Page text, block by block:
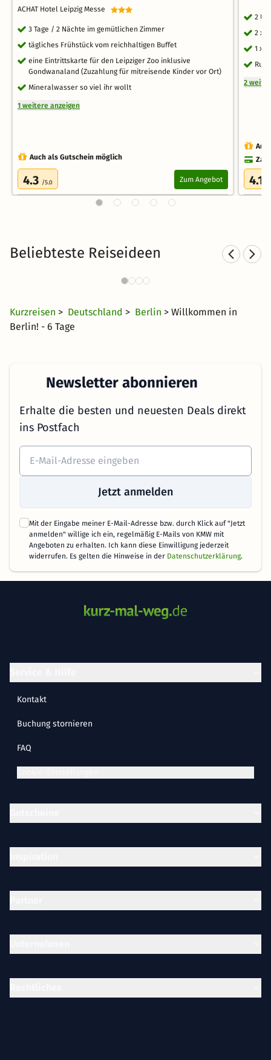
ACHAT Hotel Leipzig Messe
3 Tage / 2 Nächte im gemütlichen Zimmer
tägliches Frühstück vom reichhaltigen Buffet
eine Eintrittskarte für den Leipziger Zoo inklusive
Gondwanaland (Zuzahlung für mitreisende Kinder vor Ort)
Mineralwasser so viel ihr wollt
1 weitere anzeigen
Auch als Gutschein möglich
4.3 /5.0 Zum Angebot
2
2 x
1 x
2
4.1
Beliebteste Reiseideen
Städtereisen nach Berlin
736 Angebote
Kurzreisen > Deutschland > Berlin > Willkommen in
Berlin! - 6 Tage
Newsletter abonnieren
Erhalte die besten und neuesten Deals direkt
ins Postfach
Jetzt anmelden
Mit der Eingabe meiner E-Mail-Adresse bzw. durch Klick auf "Jetzt
anmelden" willige ich ein, regelmäßig E-Mails von KMW mit
Angeboten zu erhalten. Ich kann diese Einwilligung jederzeit
widerrufen. Es gelten die Hinweise in der Datenschutzerklärung.
Kontakt
Buchung stornieren
FAQ